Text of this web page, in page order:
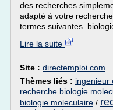
des recherches
adapté à votre
termes suivantes.
Lire la suite
Site : directemploi.com
Thèmes liés : ingenieur
recherche biologie
biologie moleculaire /